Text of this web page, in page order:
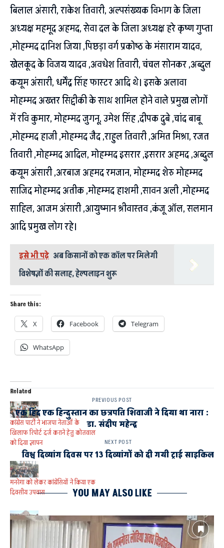
बिलाल अंसारी, राकेश तिवारी, अल्पसंख्यक विभाग के जिला
अध्यक्ष महमूद अहमद, सेवा दल के जिला अध्यक्ष हरे कृष्ण गुप्ता
,मोहम्मद दानिश जिया ,पिछड़ा वर्ग प्रकोष्ठ के मंसाराम यादव,
खेलकूद के विजय यादव ,अवधेश तिवारी, चंचल सोनकर ,अब्दुल
कयूम अंसारी, धर्मेंद्र सिंह फास्टर आदि थे। इसके अलावा
मोहम्मद अख्तर सिद्दीकी के साथ शामिल होने वाले प्रमुख लोगों
में रवि कुमार, मोहम्मद जुगनू, उमेश सिंह ,दीपक दुबे ,चांद बाबू
,मोहम्मद हाजी ,मोहम्मद जैद ,राहुल तिवारी ,अमित मिश्रा, रजत
तिवारी ,मोहम्मद आदिल, मोहम्मद इसरार ,इसरार अहमद ,अब्दुल
कयूम अंसारी ,अरबाज अहमद रमजान, मोहम्मद शेरु मोहम्मद
साजिद मोहम्मद अतीक ,मोहम्मद हाशमी ,सावन अली ,मोहम्मद
साहिल, आजम अंसारी ,आयुष्मान श्रीवास्तव ,कंजू ऑल, सलमान
आदि प्रमुख लोग रहे।
इसे भी पढ़े अब किसानों को एक कॉल पर मिलेगी
विशेषज्ञों की सलाह, हेल्पलाइन शुरू
Share this:
X Facebook Telegram
WhatsApp
Related
कांग्रेस पार्टी ने भाजपा नेताओं के
खिलाफ रिपोर्ट दर्ज कराने हेतु कोतवाल
को दिया ज्ञापन
मनरेगा को लेकर कांग्रेसियों ने किया एक
दिवसीय उपवास
वरिष्ठ कांग्रेस नेता व पूर्व मुख्यमंत्री
दिग्विजय सिंह ने किए रामलला के दर्शन
PREVIOUS POST
एक हिंद एक हिन्दुस्तान का छत्रपति शिवाजी ने दिया था नारा :
डा. संदीप महेन्द्र
NEXT POST
विश्व दिव्यांग दिवस पर 13 दिव्यांगों को दी गयी ट्राई साइकिल
YOU MAY ALSO LIKE